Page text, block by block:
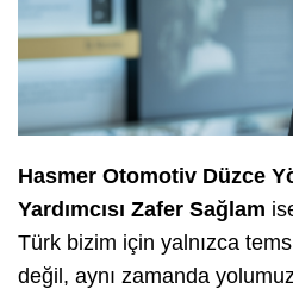
Hasmer Otomotiv Düzce
Yardımcısı Zafer Sağlam
Türk bizim için yalnızca
değil, aynı zamanda